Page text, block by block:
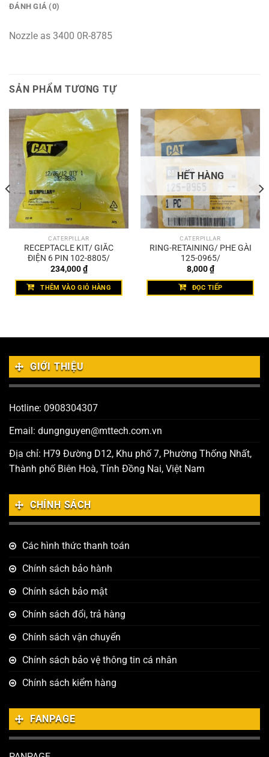
ĐÁNH GIÁ (0)
Nozzle as 3400 0R-8785
SẢN PHẨM TƯƠNG TỰ
CATERPILLAR
RECEPTACLE KIT/ GIẮC
ĐIỆN 6 PIN 102-8805/
234,000₫
THÊM VÀO GIỎ HÀNG
HẾT HÀNG
CATERPILLAR
RING-RETAINING/ PHE GÀI
125-0965/
8,000₫
ĐỌC TIẾP
GIỚI THIỆU
Hotline: 0908304307
Email: dungnguyen@mttech.com.vn
Địa chỉ: H79 Đường D12, Khu phố 7, Phường Thống Nhất,
Thành phố Biên Hoà, Tỉnh Đồng Nai, Việt Nam
CHÍNH SÁCH
Các hình thức thanh toán
Chính sách bảo hành
Chính sách bảo mật
Chính sách đổi, trả hàng
Chính sách vận chuyển
Chính sách bảo vệ thông tin cá nhân
Chính sách kiểm hàng
FANPAGE